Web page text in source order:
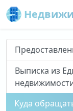
Выписка из
Куда